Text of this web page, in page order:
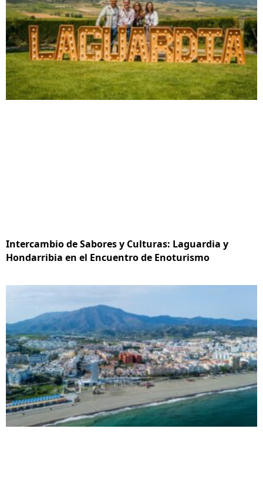
Intercambio de Sabores y Culturas: Laguardia y
Hondarribia en el Encuentro de Enoturismo